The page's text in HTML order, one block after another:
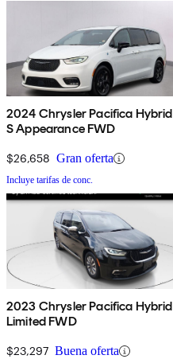
2024 Chrysler Pacifica Hybrid
S Appearance FWD
$26,658 Gran oferta
Incluye tarifas de conc.
2023 Chrysler Pacifica Hybrid
Limited FWD
$23,297 Buena oferta